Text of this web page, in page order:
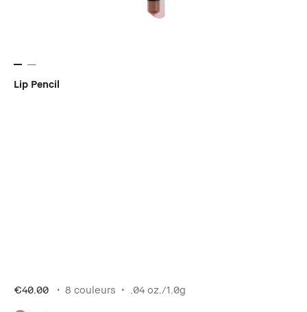
Lip Pencil
€40.00 8 couleurs .04 oz./1.0g